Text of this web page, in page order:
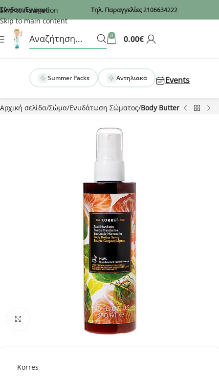
Recaptcha
Skip to navigation
Skip to main content
Σύνδεση/Εγγραφή Τηλ. Παραγγελίες2106634222
0 0.00€
Summer Packs Αντηλιακά Events
Αρχική σελίδα Σώμα Ενυδάτωση Σώματος Body Butter
Κλικ για μεγέθυνση
Korres